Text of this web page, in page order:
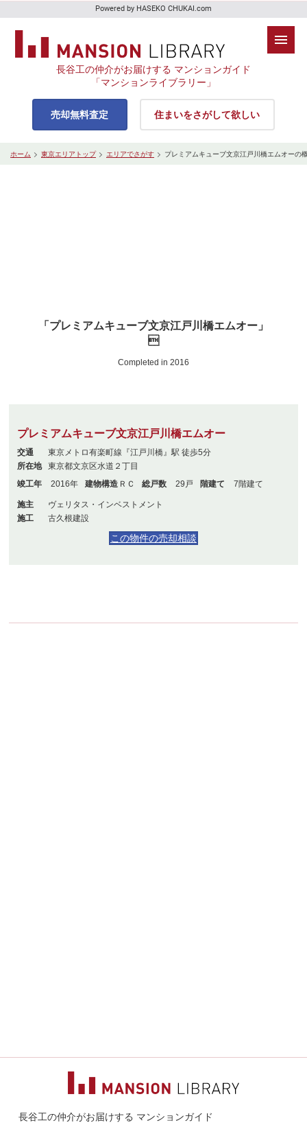
Powered by HASEKO CHUKAI.com
長谷工の仲介がお届けする マンションガイド
「マンションライブラリー」
売却無料査定 住まいをさがして欲しい
ホーム 東京エリアトップ エリアでさがす プレミアムキューブ文京江戸川橋エムオーの
「プレミアムキューブ文京江戸川橋エムオー」

Completed in 2016
プレミアムキューブ文京江戸川橋エムオー
交通
東京メトロ有楽町線『江戸川橋』駅 徒歩5分
所在地
東京都文京区水道２丁目
竣工年
2016年 建物構造 ＲＣ 総戸数 29戸 階建て 7階建て
施主
ヴェリタス・インベストメント
施工
古久根建設
この物件の売却相談
長谷工の仲介がお届けする マンションガイド